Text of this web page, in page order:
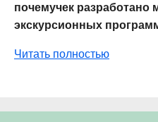
почемучек разработано
экскурсионных
Читать полностью